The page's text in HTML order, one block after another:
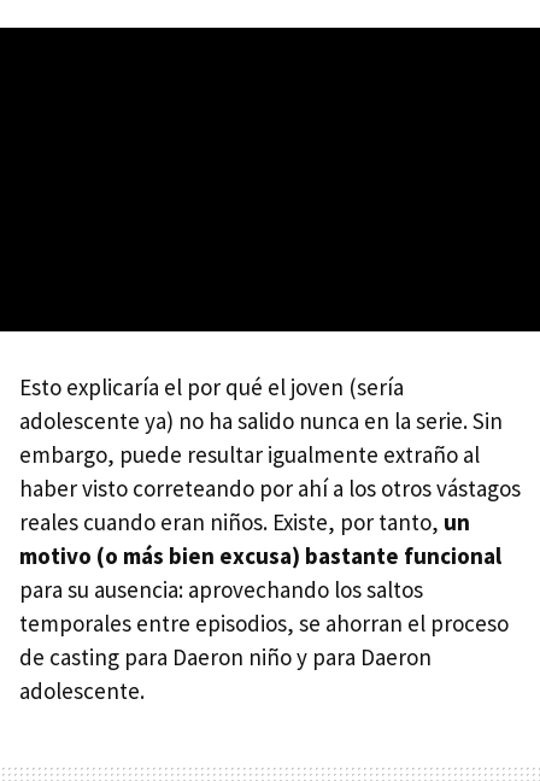
Esto explicaría el por qué el joven (sería
adolescente ya) no ha salido nunca en la serie. Sin
embargo, puede resultar igualmente extraño al
haber visto correteando por ahí a los otros vástagos
reales cuando eran niños. Existe, por tanto, un
motivo (o más bien excusa) bastante funcional
para su ausencia: aprovechando los saltos
temporales entre episodios, se ahorran el proceso
de casting para Daeron niño y para Daeron
adolescente.